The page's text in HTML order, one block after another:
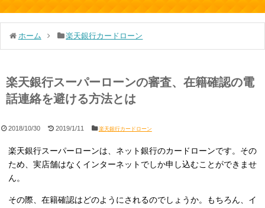
ホーム 楽天銀行カードローン
楽天銀行スーパーローンの審査、在籍確認の電
話連絡を避ける方法とは
2018/10/30 2019/1/11 楽天銀行カードローン
楽天銀行スーパーローンは、ネット銀行のカードローンです。その
ため、実店舗はなくインターネットでしか申し込むことができませ
ん。
その際、在籍確認はどのようにされるのでしょうか。もちろん、イ